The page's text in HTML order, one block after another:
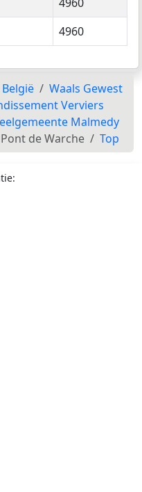
4960
België
Waals Gewest
Verviers
Malmedy
de Warche Top